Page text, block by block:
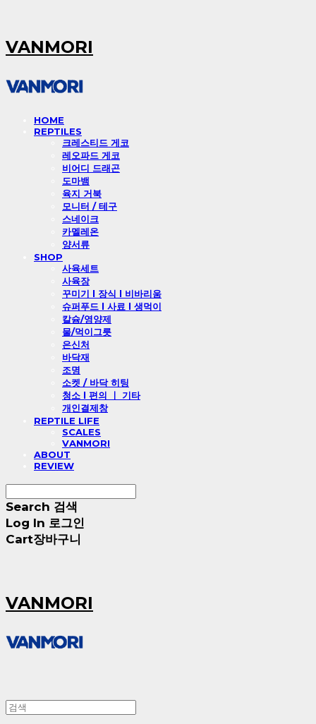
VANMORI
HOME
REPTILES
크레스티드 게코
레오파드 게코
비어디 드래곤
도마뱀
육지 거북
모니터 / 테구
스네이크
카멜레온
양서류
SHOP
사육세트
사육장
꾸미기 l 장식 l 비바리움
슈퍼푸드 l 사료 l 생먹이
칼슘/영양제
물/먹이그릇
은신처
바닥재
조명
소켓 / 바닥 히팅
청소 l 편의 ㅣ 기타
개인결제창
REPTILE LIFE
SCALES
VANMORI
ABOUT
REVIEW
Search 검색
Log In 로그인
Cart장바구니
VANMORI